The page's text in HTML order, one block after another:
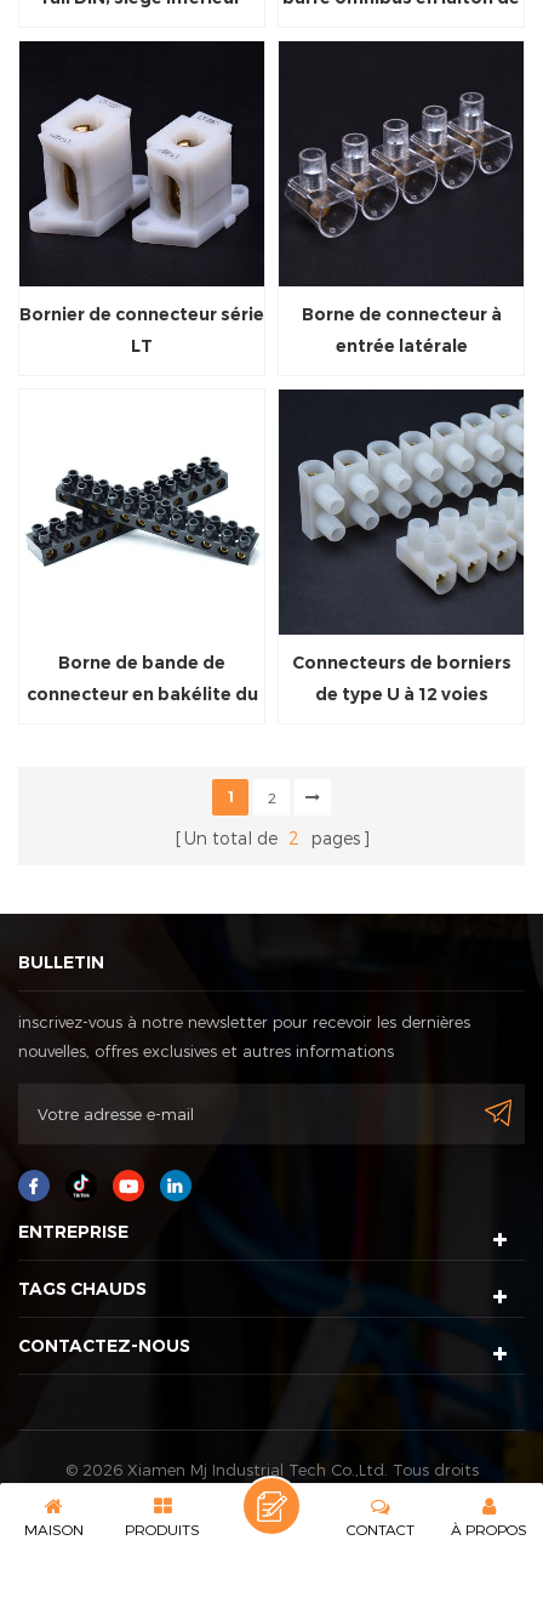
Bornier de connecteur série
LT
Borne de connecteur à
entrée latérale
Borne de bande de
connecteur en bakélite du
Connecteurs de borniers
de type U à 12 voies
1 2
Un total de 2 pages
BULLETIN
inscrivez-vous à notre newsletter pour recevoir les dernières
nouvelles, offres exclusives et autres informations
ENTREPRISE
TAGS CHAUDS
CONTACTEZ-NOUS
© 2026 Xiamen Mj Industrial Tech Co.,Ltd. Tous droits
réservés. |
Sitemap
IPv6 Supporté en réseau
MAISON PRODUITS À PROPOS
CONTACT